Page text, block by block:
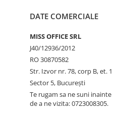
DATE COMERCIALE
MISS OFFICE SRL
J40/12936/2012
RO 30870582
Str. Izvor nr. 78, corp B, et. 1
Sector 5, Bucureşti
Te rugam sa ne suni inainte
de a ne vizita: 0723008305.